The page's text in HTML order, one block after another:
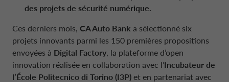
POLITIQUES DE RÉMUNÉRATION
PARTIES LIÉES ET SUJETS ASSOCIÉS
PAYS-BAS CA AUTO FINANCE
POLOGNE CA AUTO BANK
PORTUGAL CA AUTO BANK
des projets de sécurité numérique.
Ces derniers mois, CA Auto Bank a sélectionné six
projets innovants parmi les 150 premières propositions
envoyées à Digital Factory, la plateforme d’open
innovation réalisée en collaboration avec l’Incubateur de
l’École Politecnico di Torino (I3P) et en partenariat avec